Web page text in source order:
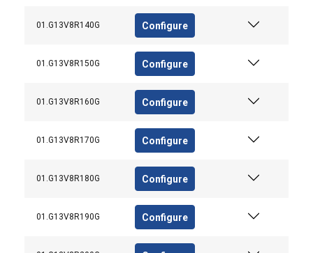
01.G13V8R140G Configure
01.G13V8R150G Configure
01.G13V8R160G Configure
01.G13V8R170G Configure
01.G13V8R180G Configure
01.G13V8R190G Configure
ENGLISH TRANSLATION
Ta strona używa plików
Używamy plików cookie w celu